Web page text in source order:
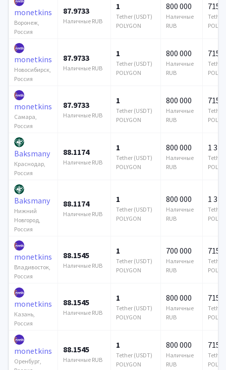
monetkins
Воронеж,
Россия
87.9733
Наличные RUB
1
Tether (USDT)
POLYGON
800 000
Наличные
RUB
715
Tether
monetkins
Новосибирск,
Россия
87.9733
Наличные RUB
1
Tether (USDT)
POLYGON
800 000
Наличные
RUB
715
Tether
monetkins
Самара,
Россия
87.9733
Наличные RUB
1
Tether (USDT)
POLYGON
800 000
Наличные
RUB
715
Tether
Baksmany
Краснодар,
Россия
88.1174
Наличные RUB
1
Tether (USDT)
POLYGON
800 000
Наличные
RUB
1
Tether
Baksmany
Нижний
Новгород,
Россия
88.1174
Наличные RUB
1
Tether (USDT)
POLYGON
800 000
Наличные
RUB
1
Tether
monetkins
Владивосток,
Россия
88.1545
Наличные RUB
1
Tether (USDT)
POLYGON
700 000
Наличные
RUB
715
Tether
monetkins
Казань,
Россия
88.1545
Наличные RUB
1
Tether (USDT)
POLYGON
800 000
Наличные
RUB
715
Tether
monetkins
Оренбург,
88.1545
Наличные RUB
1
Tether (USDT)
POLYGON
800 000
Наличные
RUB
715
Tether